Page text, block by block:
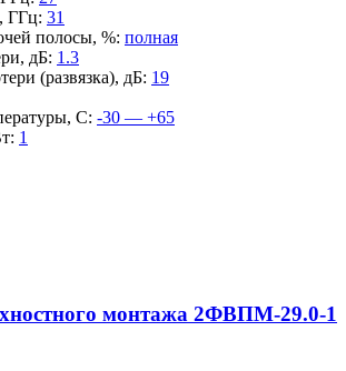
ГГц: 31
полосы, %: полная
дБ: 1.3
(развязка), дБ: 19
С: -30 — +65
: 1
монтажа 2ФВПМ-29.0-1